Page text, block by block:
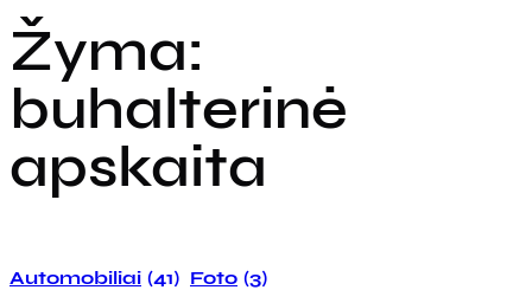
Žyma:
buhalterinė
apskaita
Automobiliai (41) Foto (3)